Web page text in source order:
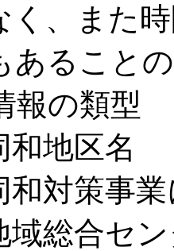
く、また
あること
の類型
地区名
対策事業
総合セン